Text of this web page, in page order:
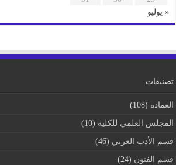
« يوليو
تصنيفات
العمادة (108)
المجلس العلمي للكلية (10)
قسم اﻷدب العربي (46)
قسم الفنون (24)